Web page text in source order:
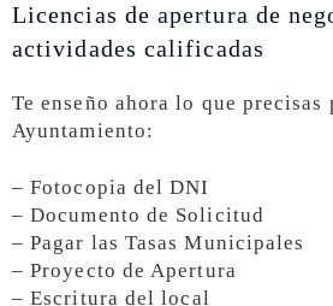
Licencias de apertura de
actividades calificadas
Te enseño ahora lo que precisas
Ayuntamiento:
– Fotocopia del DNI
– Documento de Solicitud
– Pagar las Tasas Municipales
– Proyecto de Apertura
– Escritura del local